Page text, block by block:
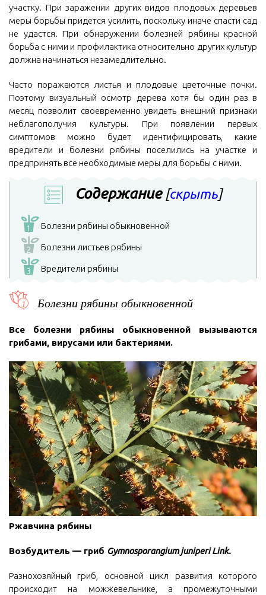
участку. При заражении других видов плодовых деревьев
меры борьбы придется усилить, поскольку иначе спасти сад
не удастся. При обнаружении болезней рябины красной
борьба с ними и профилактика относительно других культур
должна начинаться незамедлительно.
Часто поражаются листья и плодовые цветочные почки.
Поэтому визуальный осмотр дерева хотя бы один раз в
месяц позволит своевременно увидеть внешний признаки
неблагополучия культуры. При появлении первых
симптомов можно будет идентифицировать, какие
вредители и болезни рябины поселились на участке и
предпринять все необходимые меры для борьбы с ними.
Содержание [скрыть]
1 Болезни рябины обыкновенной
2 Болезни листьев рябины
3 Вредители рябины
Болезни рябины обыкновенной
Все болезни рябины обыкновенной вызываются
грибами, вирусами или бактериями.
Ржавчина рябины
Возбудитель — гриб Gymnosporangium juniperi Link.
Разнохозяйный гриб, основной цикл развития которого
происходит на можжевельнике, а промежуточными